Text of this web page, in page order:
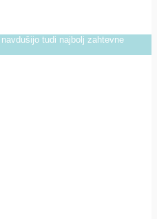
tudi najbolj zahtevne